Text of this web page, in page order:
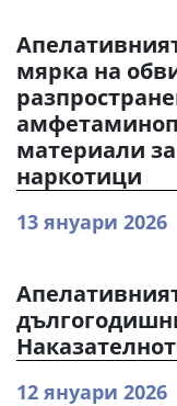
мярка на
материали
наркотици
13 януари 2026
12 януари 2026